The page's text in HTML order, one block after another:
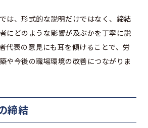
は、形式的な説明だけではなく、締結
にどのような影響が及ぶかを丁寧に説
代表の意見にも耳を傾けることで、労
や今後の職場環境の改善につながりま
締結